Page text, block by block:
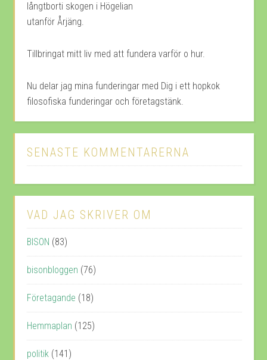
långtborti skogen i Högelian
utanför Årjäng.
Tillbringat mitt liv med att fundera varför o hur.
Nu delar jag mina funderingar med Dig i ett hopkok
filosofiska funderingar och företagstänk.
SENASTE KOMMENTARERNA
VAD JAG SKRIVER OM
BISON (83)
bisonbloggen (76)
Företagande (18)
Hemmaplan (125)
politik (141)